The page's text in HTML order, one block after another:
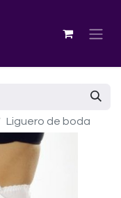
Liguero de boda